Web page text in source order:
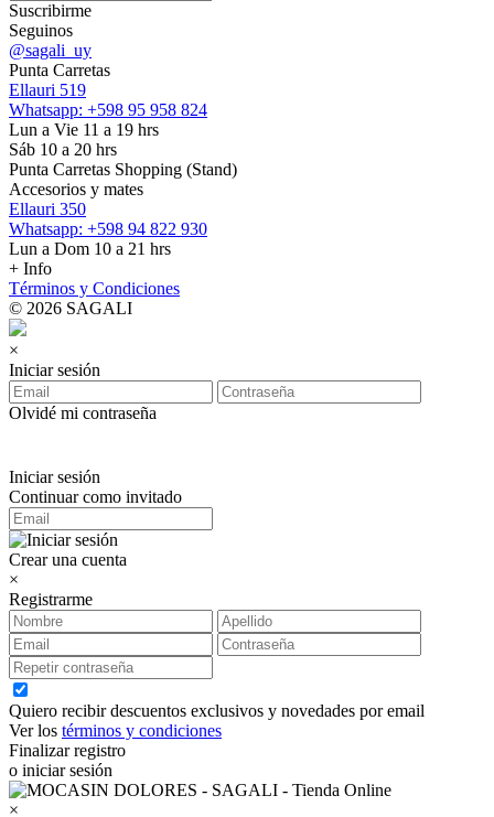
Suscribirme
Seguinos
@sagali_uy
Punta Carretas
Ellauri 519
Whatsapp: +598 95 958 824
Lun a Vie 11 a 19 hrs
Sáb 10 a 20 hrs
Punta Carretas Shopping (Stand)
Accesorios y mates
Ellauri 350
Whatsapp: +598 94 822 930
Lun a Dom 10 a 21 hrs
+ Info
Términos y Condiciones
© 2026 SAGALI
×
Iniciar sesión
Olvidé mi contraseña
Iniciar sesión
Continuar como invitado
Crear una cuenta
×
Registrarme
Quiero recibir descuentos exclusivos y novedades por email
Ver los términos y condiciones
Finalizar registro
o iniciar sesión
×